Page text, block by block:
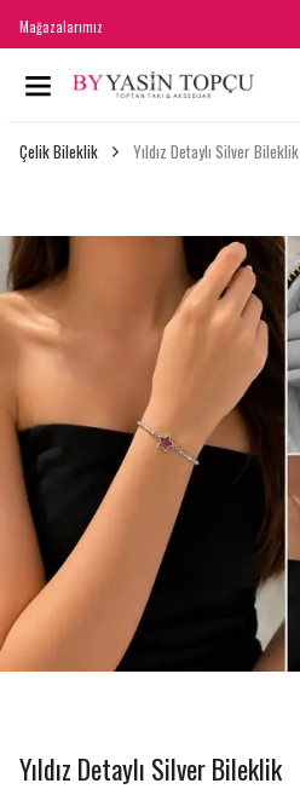
Mağazalarımız
Çelik Bileklik Yıldız Detaylı Silver Bileklik
Yıldız Detaylı Silver Bileklik